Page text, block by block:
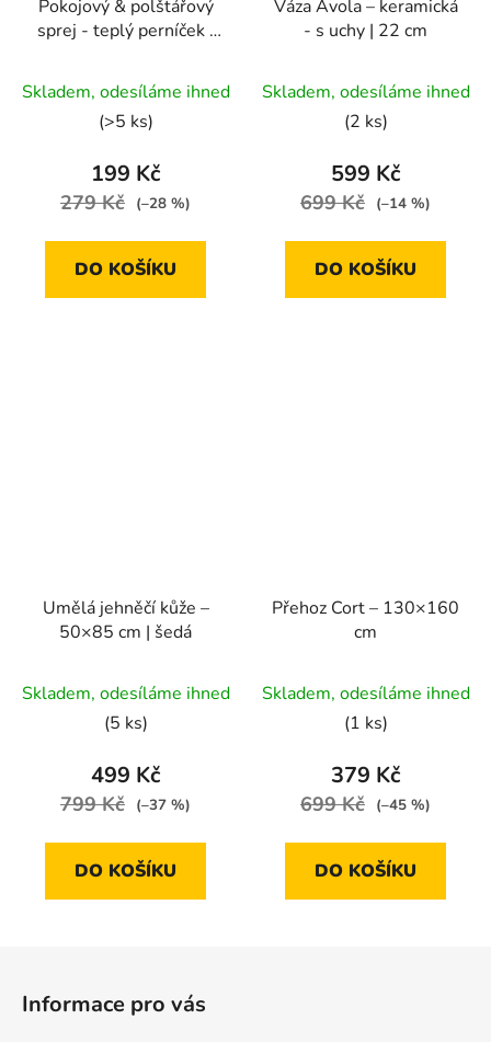
Pokojový & polštářový
sprej - teplý perníček |
Skladem, odesíláme ihned
(>5 ks)
199 Kč
279 Kč (–28 %)
DO KOŠÍKU
Váza Avola – keramická
- s uchy | 22 cm
Skladem, odesíláme ihned
(2 ks)
599 Kč
699 Kč (–14 %)
DO KOŠÍKU
Umělá jehněčí kůže –
50×85 cm | šedá
Skladem, odesíláme ihned
(5 ks)
499 Kč
799 Kč (–37 %)
DO KOŠÍKU
Přehoz Cort – 130×160
cm
Skladem, odesíláme ihned
(1 ks)
379 Kč
699 Kč (–45 %)
DO KOŠÍKU
Informace pro vás